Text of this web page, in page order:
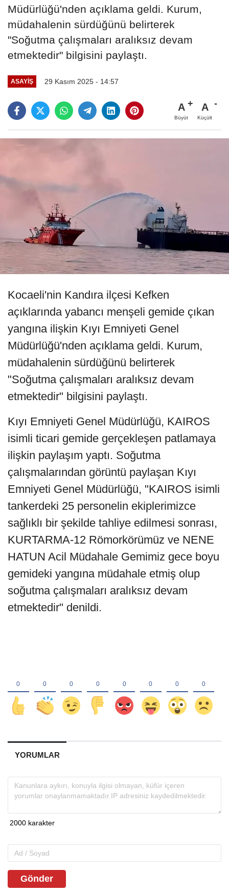
Müdürlüğü'nden açıklama geldi. Kurum,
müdahalenin sürdüğünü belirterek
"Soğutma çalışmaları aralıksız devam
etmektedir" bilgisini paylaştı.
ASAYIŞ 29 Kasım 2025 - 14:57
A
Büyüt
A
Küçült
Kocaeli'nin Kandıra ilçesi Kefken
açıklarında yabancı menşeli gemide çıkan
yangına ilişkin Kıyı Emniyeti Genel
Müdürlüğü'nden açıklama geldi. Kurum,
müdahalenin sürdüğünü belirterek
"Soğutma çalışmaları aralıksız devam
etmektedir" bilgisini paylaştı.
Kıyı Emniyeti Genel Müdürlüğü, KAIROS
isimli ticari gemide gerçekleşen patlamaya
ilişkin paylaşım yaptı. Soğutma
çalışmalarından görüntü paylaşan Kıyı
Emniyeti Genel Müdürlüğü, "KAIROS isimli
tankerdeki 25 personelin ekiplerimizce
sağlıklı bir şekilde tahliye edilmesi sonrası,
KURTARMA-12 Römorkörümüz ve NENE
HATUN Acil Müdahale Gemimiz gece boyu
gemideki yangına müdahale etmiş olup
soğutma çalışmaları aralıksız devam
etmektedir" denildi.
YORUMLAR
Gönder